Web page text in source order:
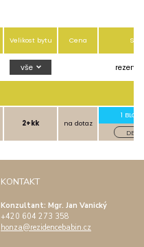
Velikost bytu Cena Stav
vše
2+kk na dotaz
1
KONTAKT
Konzultant: Mgr. Jan Vanický
+420 604 273 358
honza@rezidencebabin.cz